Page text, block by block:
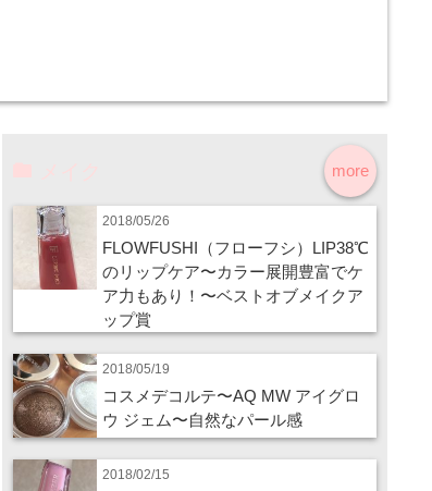
more
2018/05/26
FLOWFUSHI（フローフシ）LIP38℃
のリップケア〜カラー展開豊富でケ
ア力もあり！〜ベストオブメイクア
ップ賞
2018/05/19
コスメデコルテ〜AQ MW アイグロ
ウ ジェム〜自然なパール感
2018/02/15